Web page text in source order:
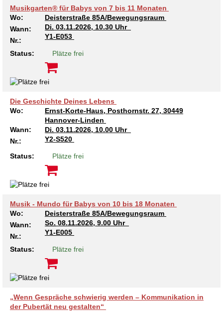
Musikgarten® für Babys von 7 bis 11 Monaten
Wo:
Deisterstraße 85A/Bewegungsraum
Wann:
Di. 03.11.2026, 10.30 Uhr
Nr.:
Y1-E053
Status: Plätze frei
Die Geschichte Deines Lebens
Wo:
Ernst-Korte-Haus, Posthornstr. 27, 30449
Hannover-Linden
Wann:
Di. 03.11.2026, 10.00 Uhr
Nr.:
Y2-S520
Status: Plätze frei
Musik - Mundo für Babys von 10 bis 18 Monaten
Wo:
Deisterstraße 85A/Bewegungsraum
Wann:
So. 08.11.2026, 9.00 Uhr
Nr.:
Y1-E005
Status: Plätze frei
„Wenn Gespräche schwierig werden – Kommunikation in
der Pubertät neu gestalten“